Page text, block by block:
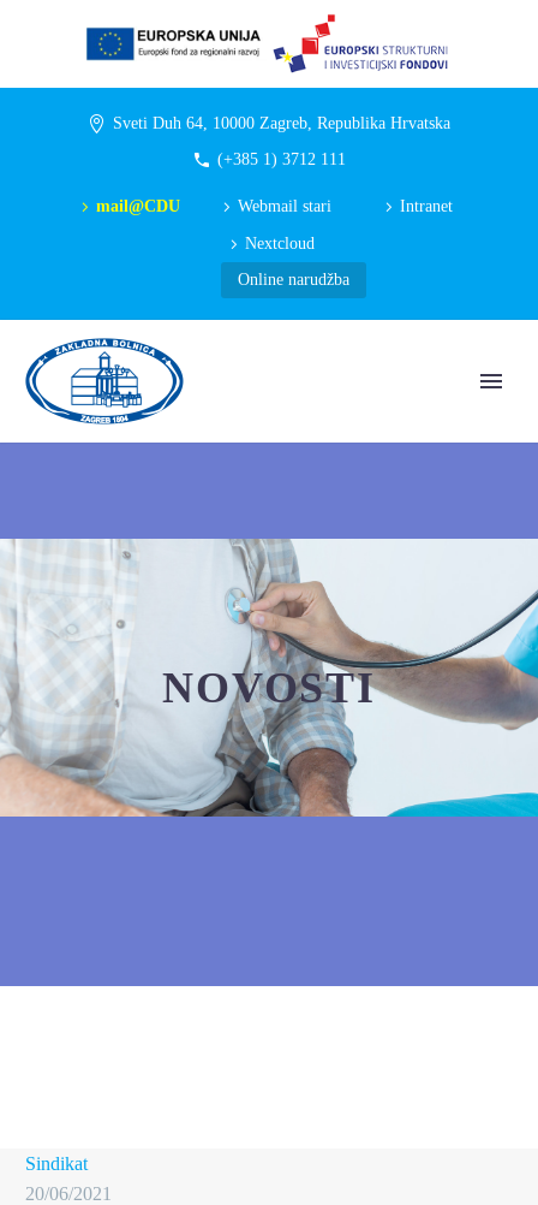
Sveti Duh 64, 10000 Zagreb, Republika Hrvatska
(+385 1) 3712 111
mail@CDU Webmail stari Intranet
Nextcloud
Online narudžba
NOVOSTI
Sindikat
20/06/2021